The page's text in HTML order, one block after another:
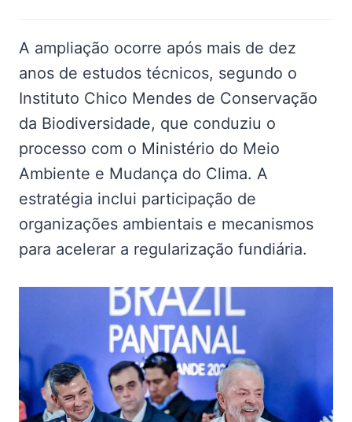
A ampliação ocorre após mais de dez
anos de estudos técnicos, segundo o
Instituto Chico Mendes de Conservação
da Biodiversidade, que conduziu o
processo com o Ministério do Meio
Ambiente e Mudança do Clima. A
estratégia inclui participação de
organizações ambientais e mecanismos
para acelerar a regularização fundiária.